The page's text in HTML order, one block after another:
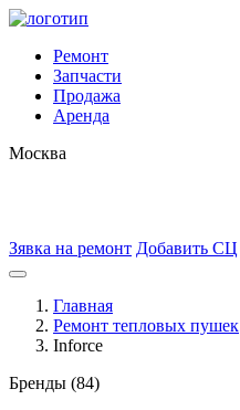
Ремонт
Запчасти
Продажа
Аренда
Москва
Зявка на ремонт Добавить СЦ
Главная
Ремонт тепловых пушек
Inforce
Бренды (84)